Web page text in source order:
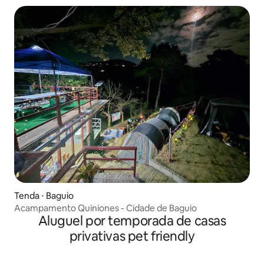
Tenda ⋅ Baguio
Acampamento Quiniones - Cidade de Baguio
Aluguel por temporada de casas
privativas pet friendly